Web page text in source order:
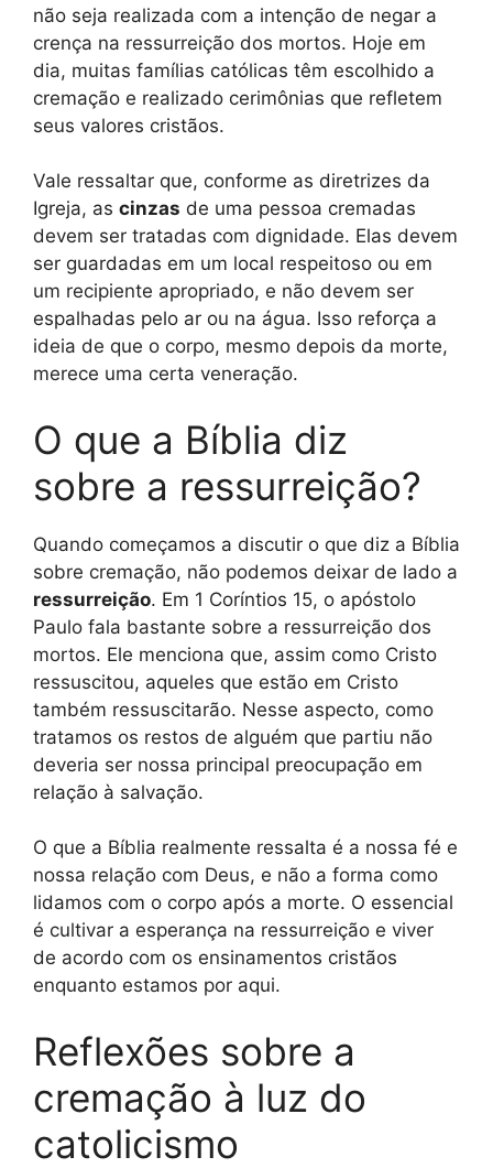
não seja realizada com a intenção de negar a
crença na ressurreição dos mortos. Hoje em
dia, muitas famílias católicas têm escolhido a
cremação e realizado cerimônias que refletem
seus valores cristãos.
Vale ressaltar que, conforme as diretrizes da
Igreja, as cinzas de uma pessoa cremadas
devem ser tratadas com dignidade. Elas devem
ser guardadas em um local respeitoso ou em
um recipiente apropriado, e não devem ser
espalhadas pelo ar ou na água. Isso reforça a
ideia de que o corpo, mesmo depois da morte,
merece uma certa veneração.
O que a Bíblia diz
sobre a ressurreição?
Quando começamos a discutir o que diz a Bíblia
sobre cremação, não podemos deixar de lado a
ressurreição. Em 1 Coríntios 15, o apóstolo
Paulo fala bastante sobre a ressurreição dos
mortos. Ele menciona que, assim como Cristo
ressuscitou, aqueles que estão em Cristo
também ressuscitarão. Nesse aspecto, como
tratamos os restos de alguém que partiu não
deveria ser nossa principal preocupação em
relação à salvação.
O que a Bíblia realmente ressalta é a nossa fé e
nossa relação com Deus, e não a forma como
lidamos com o corpo após a morte. O essencial
é cultivar a esperança na ressurreição e viver
de acordo com os ensinamentos cristãos
enquanto estamos por aqui.
Reflexões sobre a
cremação à luz do
catolicismo